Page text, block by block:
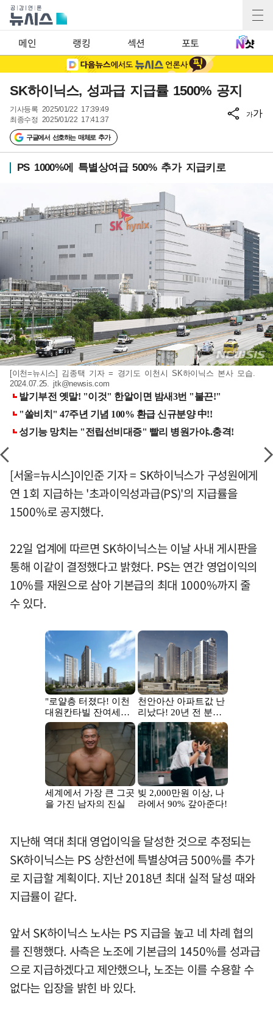
메인 랭킹 섹션 포토
SK하이닉스, 성과급 지급률 1500% 공지
기사등록 2025/01/22 17:39:49
최종수정 2025/01/22 17:41:37
구글에서 선호하는 매체로 추가
가가
PS 1000%에 특별상여급 500% 추가 지급키로
[이천=뉴시스] 김종택 기자 = 경기도 이천시 SK하이닉스 본사 모습.
2024.07.25. jtk@newsis.com
[서울=뉴시스]이인준 기자 = SK하이닉스가 구성원에게
연 1회 지급하는 '초과이익성과급(PS)'의 지급률을
1500%로 공지했다.
22일 업계에 따르면 SK하이닉스는 이날 사내 게시판을
통해 이같이 결정했다고 밝혔다. PS는 연간 영업이익의
10%를 재원으로 삼아 기본급의 최대 1000%까지 줄
수 있다.
지난해 역대 최대 영업이익을 달성한 것으로 추정되는
SK하이닉스는 PS 상한선에 특별상여금 500%를 추가
로 지급할 계획이다. 지난 2018년 최대 실적 달성 때와
지급률이 같다.
앞서 SK하이닉스 노사는 PS 지급을 높고 네 차례 협의
를 진행했다. 사측은 노조에 기본급의 1450%를 성과급
으로 지급하겠다고 제안했으나, 노조는 이를 수용할 수
없다는 입장을 밝힌 바 있다.